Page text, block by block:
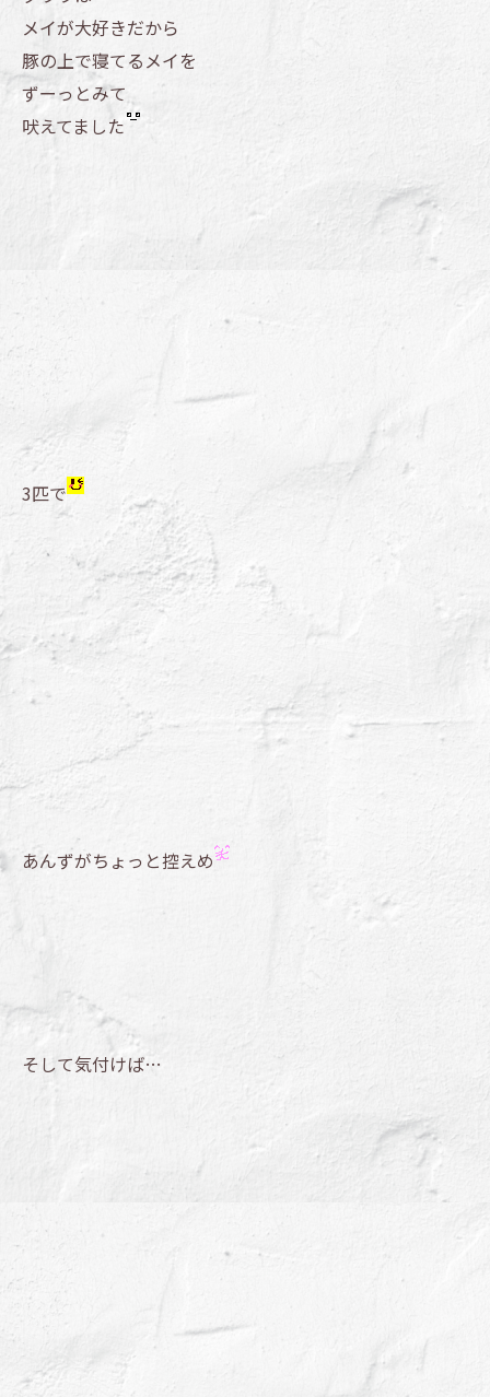
メイが大好きだから
豚の上で寝てるメイを
ずーっとみて
吠えてました
3匹で
あんずがちょっと控えめ
そして気付けば…